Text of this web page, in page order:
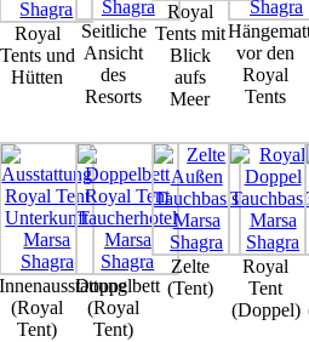
Royal
Tents und
Hütten
Seitliche
Ansicht
des
Resorts
Royal
Tents mit
Blick
aufs
Meer
vor den
Royal
Tents
Innenausstattung
(Royal
Tent)
Doppelbett
(Royal
Tent)
Zelte
(Tent)
Royal
Tent
(Doppel)